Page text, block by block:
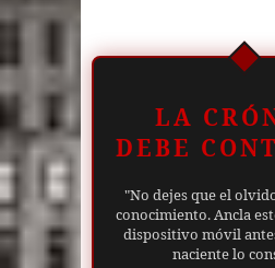
LA
DEBE
"No dejes que el
conocimiento. Ancla
dispositivo móvil
naciente lo